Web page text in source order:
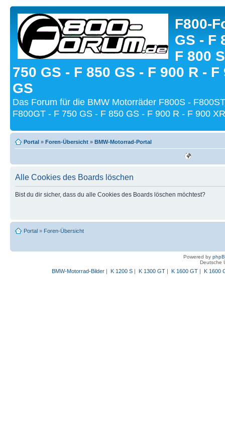
F800-
GS - F
F 800
750 GS - F 850 GS - F 900 R - F
GS
Das Forum für die BMW Motorräder F800S -
F800GT - F 750 GS - F 850 GS - F 900 R - F 900
Portal » Foren-Übersicht » BMW-Motorrad-Portal
Alle Cookies des Boards löschen
Bist du dir sicher, dass du alle Cookies des Boards löschen möchtest?
Portal » Foren-Übersicht
Powered by
Deutsche
BMW-Motorrad-Bilder| K 1200 S| K 1300 GT| K 1600 GT| K 1600